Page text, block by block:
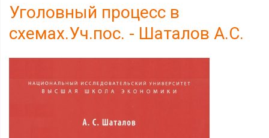
Уголовный процесс в
схемах.Уч.пос. - Шаталов А.С.